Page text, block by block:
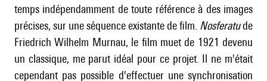
temps indépendamment de toute référence à des images
précises, sur une séquence existante de film. Nosferatude
Friedrich Wilhelm Murnau, le film muet de 1921 devenu
un classique, me parut idéal pour ce projet. Il ne m'était
cependant pas possible d'effectuer une synchronisation